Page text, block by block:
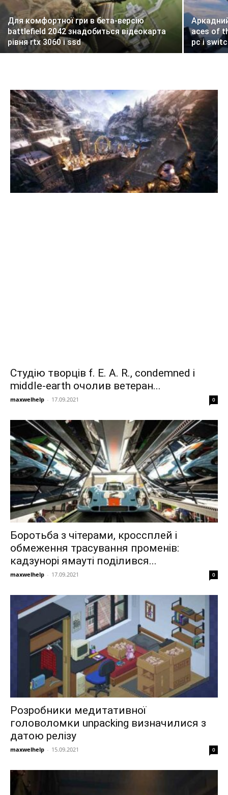
Для комфортної гри в бета-версію
battlefield 2042 знадобиться відеокарта
рівня rtx 3060 і ssd
aces of
pc і
Студію творців f. E. A. R., condemned і
middle-earth очолив ветеран...
maxwelhelp - 17.09.2021 0
Боротьба з чітерами, кроссплей і
обмеження трасування променів:
кадзунорі ямауті поділився...
maxwelhelp - 17.09.2021 0
Розробники медитативної
головоломки unpacking визначилися з
датою релізу
maxwelhelp - 15.09.2021 0